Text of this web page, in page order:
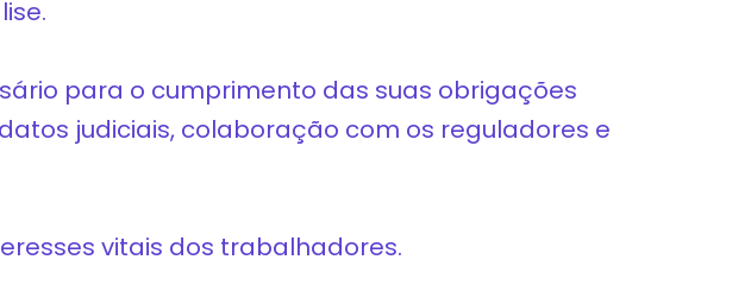
para o cumprimento das suas obrigações
judiciais, colaboração com os reguladores e
vitais dos trabalhadores.